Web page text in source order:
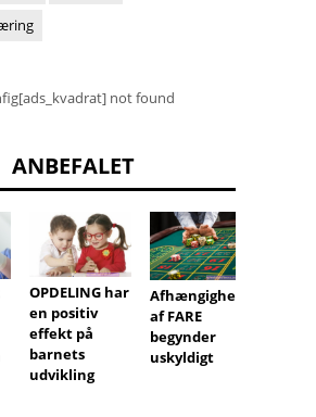
not found
ANBEFALET
OPDELING har
en positiv
effekt på
barnets
udvikling
Afhængighed
af FARE
begynder
uskyldigt